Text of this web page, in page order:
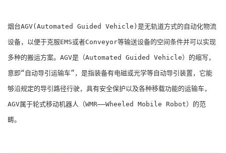
烟台AGV(Automated Guided Vehicle)是无轨道方式的自动化物流
设备，以便于克服EMS或者Conveyor等输送设备的空间条件并可以实现
多种的搬运方案。AGV是（Automated Guided Vehicle）的缩写，
意即“自动导引运输车”，是指装备有电磁或光学等自动导引装置，它能
够沿规定的导引路径行驶，具有安全保护以及各种移载功能的运输车，
AGV属于轮式移动机器人（WMR――Wheeled Mobile Robot）的范
畴。